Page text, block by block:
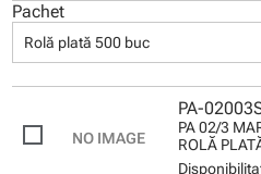
Pachet
Rolă plată 500 buc
PA-
PA 02/3
ROLĂ